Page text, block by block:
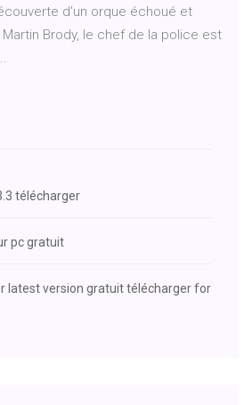
d'un orque échoué et
Brody, le chef de la police est
télécharger
pc gratuit
latest version gratuit télécharger for